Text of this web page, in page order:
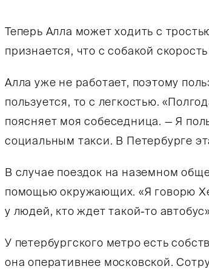
Теперь Алла может ходить с
признается, что с собакой
Алла уже не работает, поэтому
пользуется, то с легкостью.
поясняет моя собеседница. — Я
социальным такси. В Петербурге
В случае поездок на наземном
помощью окружающих. «Я говорю
у людей, кто ждет такой-то
У петербургского метро есть
она оперативнее московской.